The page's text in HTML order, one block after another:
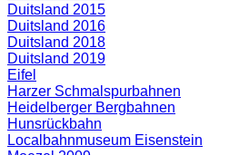
Duitsland 2015
Duitsland 2016
Duitsland 2018
Duitsland 2019
Eifel
Harzer Schmalspurbahnen
Heidelberger Bergbahnen
Hunsrückbahn
Localbahnmuseum Eisenstein